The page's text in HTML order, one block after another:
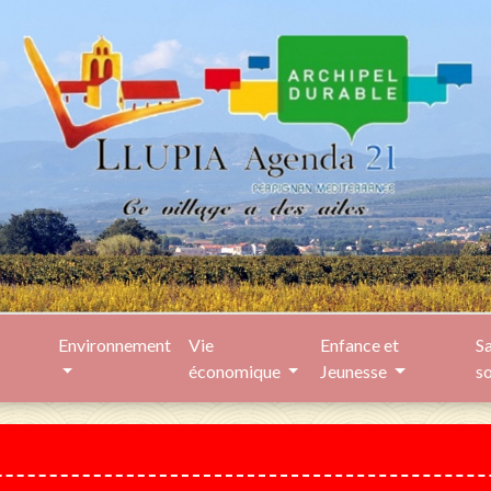
Environnement
Vie
économique
Enfance et
Jeunesse